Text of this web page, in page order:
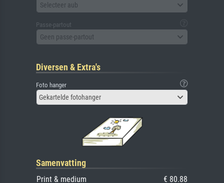
Selecteer aub
Passe-partout
Geen passe-partout
Diversen & Extra's
Foto hanger
Gekartelde fotohanger
Samenvatting
Print & medium € 80.88